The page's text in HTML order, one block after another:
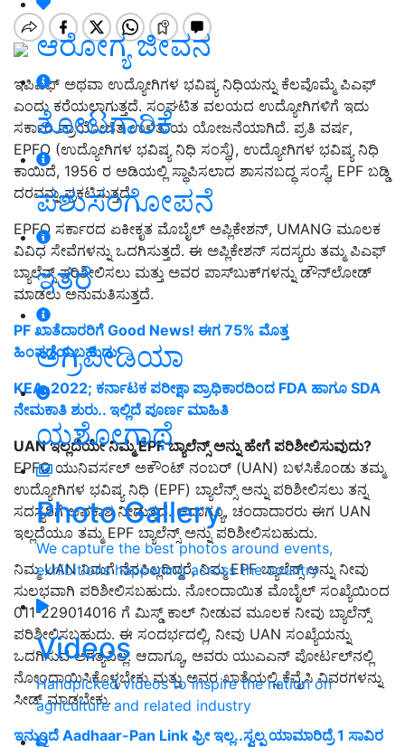
ಆರೋಗ್ಯ ಜೀವನ
ತೋಟಗಾರಿಕೆ
ಪಶುಸಂಗೋಪನೆ
ಇತರೆ
ಅಗ್ರಿಪೀಡಿಯಾ
ಯಶೋಗಾಥೆ
Photo Gallery
We capture the best photos around events,
exhibitions happening across the country
Videos
Handpicked videos to inspire the nation on
agriculture and related industry
ಇಪಿಎಫ್ ಅಥವಾ ಉದ್ಯೋಗಿಗಳ ಭವಿಷ್ಯ ನಿಧಿಯನ್ನು ಕೆಲವೊಮ್ಮೆ ಪಿಎಫ್
ಎಂದು ಕರೆಯಲಾಗುತ್ತದೆ. ಸಂಘಟಿತ ವಲಯದ ಉದ್ಯೋಗಿಗಳಿಗೆ ಇದು
ಸರ್ಕಾರಿ ಪ್ರಾಯೋಜಿತ ಉಳಿತಾಯ ಯೋಜನೆಯಾಗಿದೆ. ಪ್ರತಿ ವರ್ಷ,
EPFO (ಉದ್ಯೋಗಿಗಳ ಭವಿಷ್ಯ ನಿಧಿ ಸಂಸ್ಥೆ), ಉದ್ಯೋಗಿಗಳ ಭವಿಷ್ಯ ನಿಧಿ
ಕಾಯಿದೆ, 1956 ರ ಅಡಿಯಲ್ಲಿ ಸ್ಥಾಪಿಸಲಾದ ಶಾಸನಬದ್ಧ ಸಂಸ್ಥೆ, EPF ಬಡ್ಡಿ
ದರವನ್ನು ಪ್ರಕಟಿಸುತ್ತದೆ.
EPFO ಸರ್ಕಾರದ ಏಕೀಕೃತ ಮೊಬೈಲ್ ಅಪ್ಲಿಕೇಶನ್, UMANG ಮೂಲಕ
ವಿವಿಧ ಸೇವೆಗಳನ್ನು ಒದಗಿಸುತ್ತದೆ. ಈ ಅಪ್ಲಿಕೇಶನ್ ಸದಸ್ಯರು ತಮ್ಮ ಪಿಎಫ್
ಬ್ಯಾಲೆನ್ಸ್ ಪರಿಶೀಲಿಸಲು ಮತ್ತು ಅವರ ಪಾಸ್‌ಬುಕ್‌ಗಳನ್ನು ಡೌನ್‌ಲೋಡ್
ಮಾಡಲು ಅನುಮತಿಸುತ್ತದೆ.
PF ಖಾತೆದಾರರಿಗೆ Good News! ಈಗ 75% ಮೊತ್ತ
ಹಿಂಪಡೆಯಬಹುದು
KEA-2022; ಕರ್ನಾಟಕ ಪರೀಕ್ಷಾ ಪ್ರಾಧಿಕಾರದಿಂದ FDA ಹಾಗೂ SDA
ನೇಮಕಾತಿ ಶುರು.. ಇಲ್ಲಿದೆ ಪೂರ್ಣ ಮಾಹಿತಿ
UAN ಇಲ್ಲದೆಯೇ ನಿಮ್ಮ EPF ಬ್ಯಾಲೆನ್ಸ್ ಅನ್ನು ಹೇಗೆ ಪರಿಶೀಲಿಸುವುದು?
EPFO ಯುನಿವರ್ಸಲ್ ಅಕೌಂಟ್ ನಂಬರ್ (UAN) ಬಳಸಿಕೊಂಡು ತಮ್ಮ
ಉದ್ಯೋಗಿಗಳ ಭವಿಷ್ಯ ನಿಧಿ (EPF) ಬ್ಯಾಲೆನ್ಸ್ ಅನ್ನು ಪರಿಶೀಲಿಸಲು ತನ್ನ
ಸದಸ್ಯರಿಗೆ ಅವಕಾಶ ನೀಡುತ್ತದೆ. ಆದಾಗ್ಯೂ, ಚಂದಾದಾರರು ಈಗ UAN
ಇಲ್ಲದೆಯೂ ತಮ್ಮ EPF ಬ್ಯಾಲೆನ್ಸ್ ಅನ್ನು ಪರಿಶೀಲಿಸಬಹುದು.
ನಿಮ್ಮ UAN ನಿಮಗೆ ನೆನಪಿಲ್ಲದಿದ್ದರೆ, ನಿಮ್ಮ EPF ಬ್ಯಾಲೆನ್ಸ್ ಅನ್ನು ನೀವು
ಸುಲಭವಾಗಿ ಪರಿಶೀಲಿಸಬಹುದು. ನೋಂದಾಯಿತ ಮೊಬೈಲ್ ಸಂಖ್ಯೆಯಿಂದ
011-229014016 ಗೆ ಮಿಸ್ಡ್ ಕಾಲ್ ನೀಡುವ ಮೂಲಕ ನೀವು ಬ್ಯಾಲೆನ್ಸ್
ಪರಿಶೀಲಿಸಬಹುದು. ಈ ಸಂದರ್ಭದಲ್ಲಿ, ನೀವು UAN ಸಂಖ್ಯೆಯನ್ನು
ಒದಗಿಸುವ ಅಗತ್ಯವಿಲ್ಲ. ಆದಾಗ್ಯೂ, ಅವರು ಯುಎಎನ್ ಪೋರ್ಟಲ್‌ನಲ್ಲಿ
ನೋಂದಾಯಿಸಿಕೊಳ್ಳಬೇಕು ಮತ್ತು ಅವರ ಖಾತೆಯಲ್ಲಿ ಕೆವೈಸಿ ವಿವರಗಳನ್ನು
ಸೀಡ್ ಮಾಡಬೇಕು.
ಇನ್ಮುಂದೆ Aadhaar-Pan Link ಫ್ರೀ ಇಲ್ಲ..ಸ್ವಲ್ಪ ಯಾಮಾರಿದ್ರೆ 1 ಸಾವಿರ